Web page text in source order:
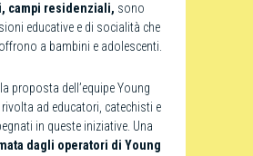
campi residenziali, sono
educative e di socialità che
a bambini e adolescenti.
proposta dell’equipe Young
ad educatori, catechisti e
in queste iniziative. Una
dagli operatori di Young